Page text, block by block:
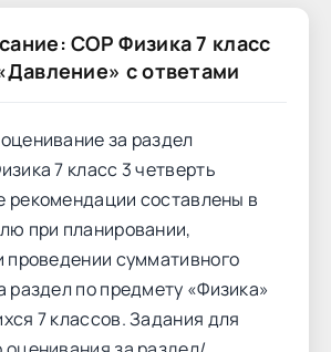
СОР Физика 7 класс
с ответами
за раздел
7 класс 3 четверть
рекомендации составлены в
при планировании,
проведении суммативного
раздел по предмету «Физика»
7 классов. Задания для